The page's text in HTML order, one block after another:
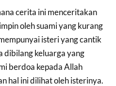
cerita ini menceritakan
oleh suami yang kurang
isteri yang cantik
dibilang keluarga yang
berdoa kepada Allah
hal ini dilihat oleh isterinya.